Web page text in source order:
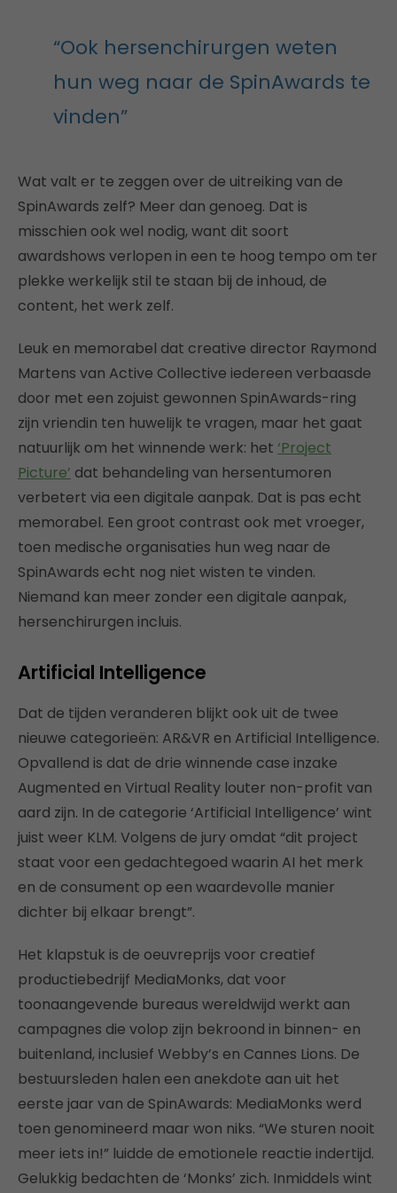
“Ook hersenchirurgen weten
hun weg naar de SpinAwards te
vinden”
Wat valt er te zeggen over de uitreiking van de
SpinAwards zelf? Meer dan genoeg. Dat is
misschien ook wel nodig, want dit soort
awardshows verlopen in een te hoog tempo om ter
plekke werkelijk stil te staan bij de inhoud, de
content, het werk zelf.
Leuk en memorabel dat creative director Raymond
Martens van Active Collective iedereen verbaasde
door met een zojuist gewonnen SpinAwards-ring
zijn vriendin ten huwelijk te vragen, maar het gaat
natuurlijk om het winnende werk: het ‘Project
Picture’ dat behandeling van hersentumoren
verbetert via een digitale aanpak. Dat is pas echt
memorabel. Een groot contrast ook met vroeger,
toen medische organisaties hun weg naar de
SpinAwards echt nog niet wisten te vinden.
Niemand kan meer zonder een digitale aanpak,
hersenchirurgen incluis.
Artificial Intelligence
Dat de tijden veranderen blijkt ook uit de twee
nieuwe categorieën: AR&VR en Artificial Intelligence.
Opvallend is dat de drie winnende case inzake
Augmented en Virtual Reality louter non-profit van
aard zijn. In de categorie ‘Artificial Intelligence’ wint
juist weer KLM. Volgens de jury omdat “dit project
staat voor een gedachtegoed waarin AI het merk
en de consument op een waardevolle manier
dichter bij elkaar brengt”.
Het klapstuk is de oeuvreprijs voor creatief
productiebedrijf MediaMonks, dat voor
toonaangevende bureaus wereldwijd werkt aan
campagnes die volop zijn bekroond in binnen- en
buitenland, inclusief Webby’s en Cannes Lions. De
bestuursleden halen een anekdote aan uit het
eerste jaar van de SpinAwards: MediaMonks werd
toen genomineerd maar won niks. “We sturen nooit
meer iets in!” luidde de emotionele reactie indertijd.
Gelukkig bedachten de ‘Monks’ zich. Inmiddels wint